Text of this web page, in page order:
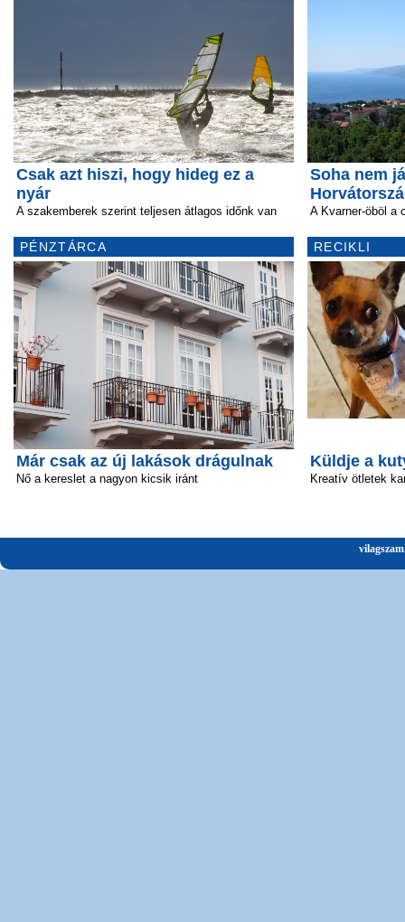
Csak azt hiszi, hogy hideg ez a
nyár
A szakemberek szerint teljesen átlagos időnk van
PÉNZTÁRCA
Már csak az új lakások drágulnak
Nő a kereslet a nagyon kicsik iránt
Soha nem
A Kvarner-öböl a
RECIKLI
Küldje a
Kreatív ötletek